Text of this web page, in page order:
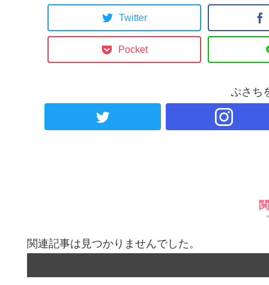
Twitter
Pocket
ぷさち
関連記事は見つかりませんでした。